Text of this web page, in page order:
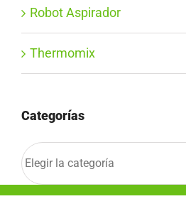
Robot Aspirador
Thermomix
Categorías
Categorías